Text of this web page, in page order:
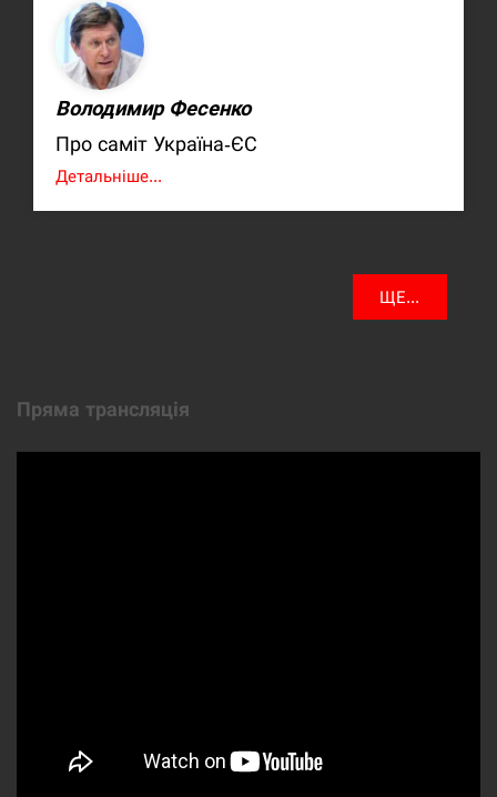
Володимир Фесенко
Про саміт Україна-ЄС
Детальніше...
ЩЕ...
Пряма трансляція